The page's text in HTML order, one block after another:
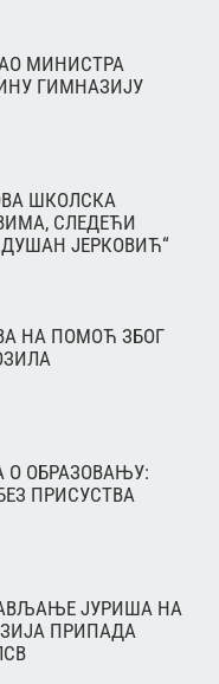
МИНИСТРА
ГИМНАЗИЈУ
ШКОЛСКА
СЛЕДЕЋИ
ЈЕРКОВИЋ“
НА ПОМОЋ ЗБОГ
ОБРАЗОВАЊУ:
ПРИСУСТВА
ЈУРИША НА
ПРИПАДА